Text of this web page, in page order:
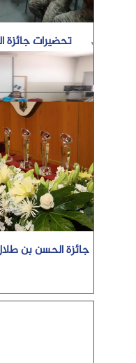
تحضيرات جائزة
جائزة الحسن بن طلال